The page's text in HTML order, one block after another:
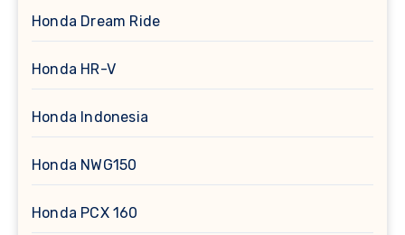
Honda Dream Ride
Honda HR-V
Honda Indonesia
Honda NWG150
Honda PCX 160